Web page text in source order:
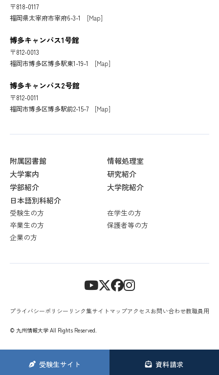
受験生サイト 資料請求
〒818-0117
福岡県太宰府市宰府6-3-1 [Map]
博多キャンパス1号館
〒812-0013
福岡市博多区博多駅東1-19-1 [Map]
博多キャンパス2号館
〒812-0011
福岡市博多区博多駅前2-15-7 [Map]
附属図書館
情報処理室
大学案内
研究紹介
学部紹介
大学院紹介
日本語別科紹介
受験生の方
在学生の方
卒業生の方
保護者等の方
企業の方
プライバシーポリシー リンク集サイトマップアクセスお問い合わせ教職員用
© 九州情報大学 All Rights Reserved.